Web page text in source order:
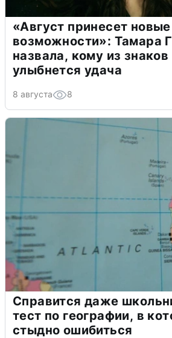
«Август принесет новые
возможности»: Тамара
назвала, кому из знаков
улыбнется удача
8 августа 8
Справится даже
тест по географии, в
стыдно ошибиться